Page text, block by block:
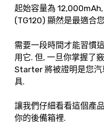
起始容量為
(TG120) 顯然是最適合
需要一段時間才能習慣
用它. 但, 一旦你掌握了
Starter 將被證明是您汽
具.
讓我們仔細看看這個產
你的後備箱裡.